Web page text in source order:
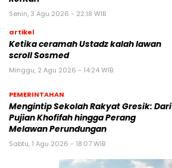
Senin, 3 Agu 2026 - 22:18 WIB
artikel
Ketika ceramah Ustadz kalah lawan
scroll Sosmed
Minggu, 2 Agu 2026 - 14:24 WIB
PEMERINTAHAN
Mengintip Sekolah Rakyat Gresik: Dari
Pujian Khofifah hingga Perang
Melawan Perundungan
Sabtu, 1 Agu 2026 - 18:07 WIB